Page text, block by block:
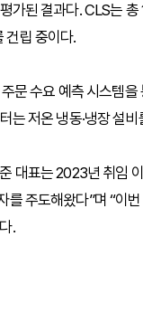
가된 결과다. CLS는
건립 중이다.
문 수요 예측 시스템
는 저온 냉동·냉장 설
대표는 2023년 취임
를 주도해왔다”며 “이
.